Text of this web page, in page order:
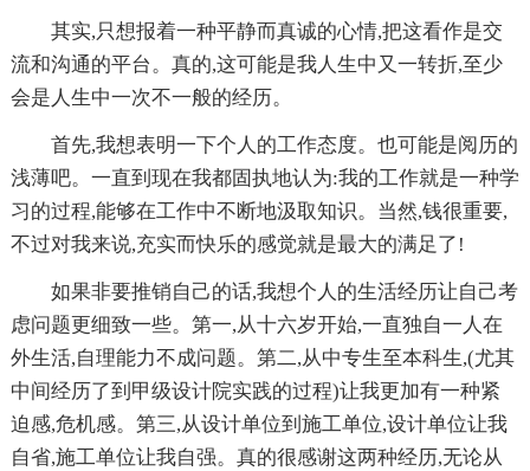
其实,只想报着一种平静而真诚的心情,把这看作是交
流和沟通的平台。真的,这可能是我人生中又一转折,至少
会是人生中一次不一般的经历。
首先,我想表明一下个人的工作态度。也可能是阅历的
浅薄吧。一直到现在我都固执地认为:我的工作就是一种学
习的过程,能够在工作中不断地汲取知识。当然,钱很重要,
不过对我来说,充实而快乐的感觉就是最大的满足了!
如果非要推销自己的话,我想个人的生活经历让自己考
虑问题更细致一些。第一,从十六岁开始,一直独自一人在
外生活,自理能力不成问题。第二,从中专生至本科生,(尤其
中间经历了到甲级设计院实践的过程)让我更加有一种紧
迫感,危机感。第三,从设计单位到施工单位,设计单位让我
自省,施工单位让我自强。真的很感谢这两种经历,无论从